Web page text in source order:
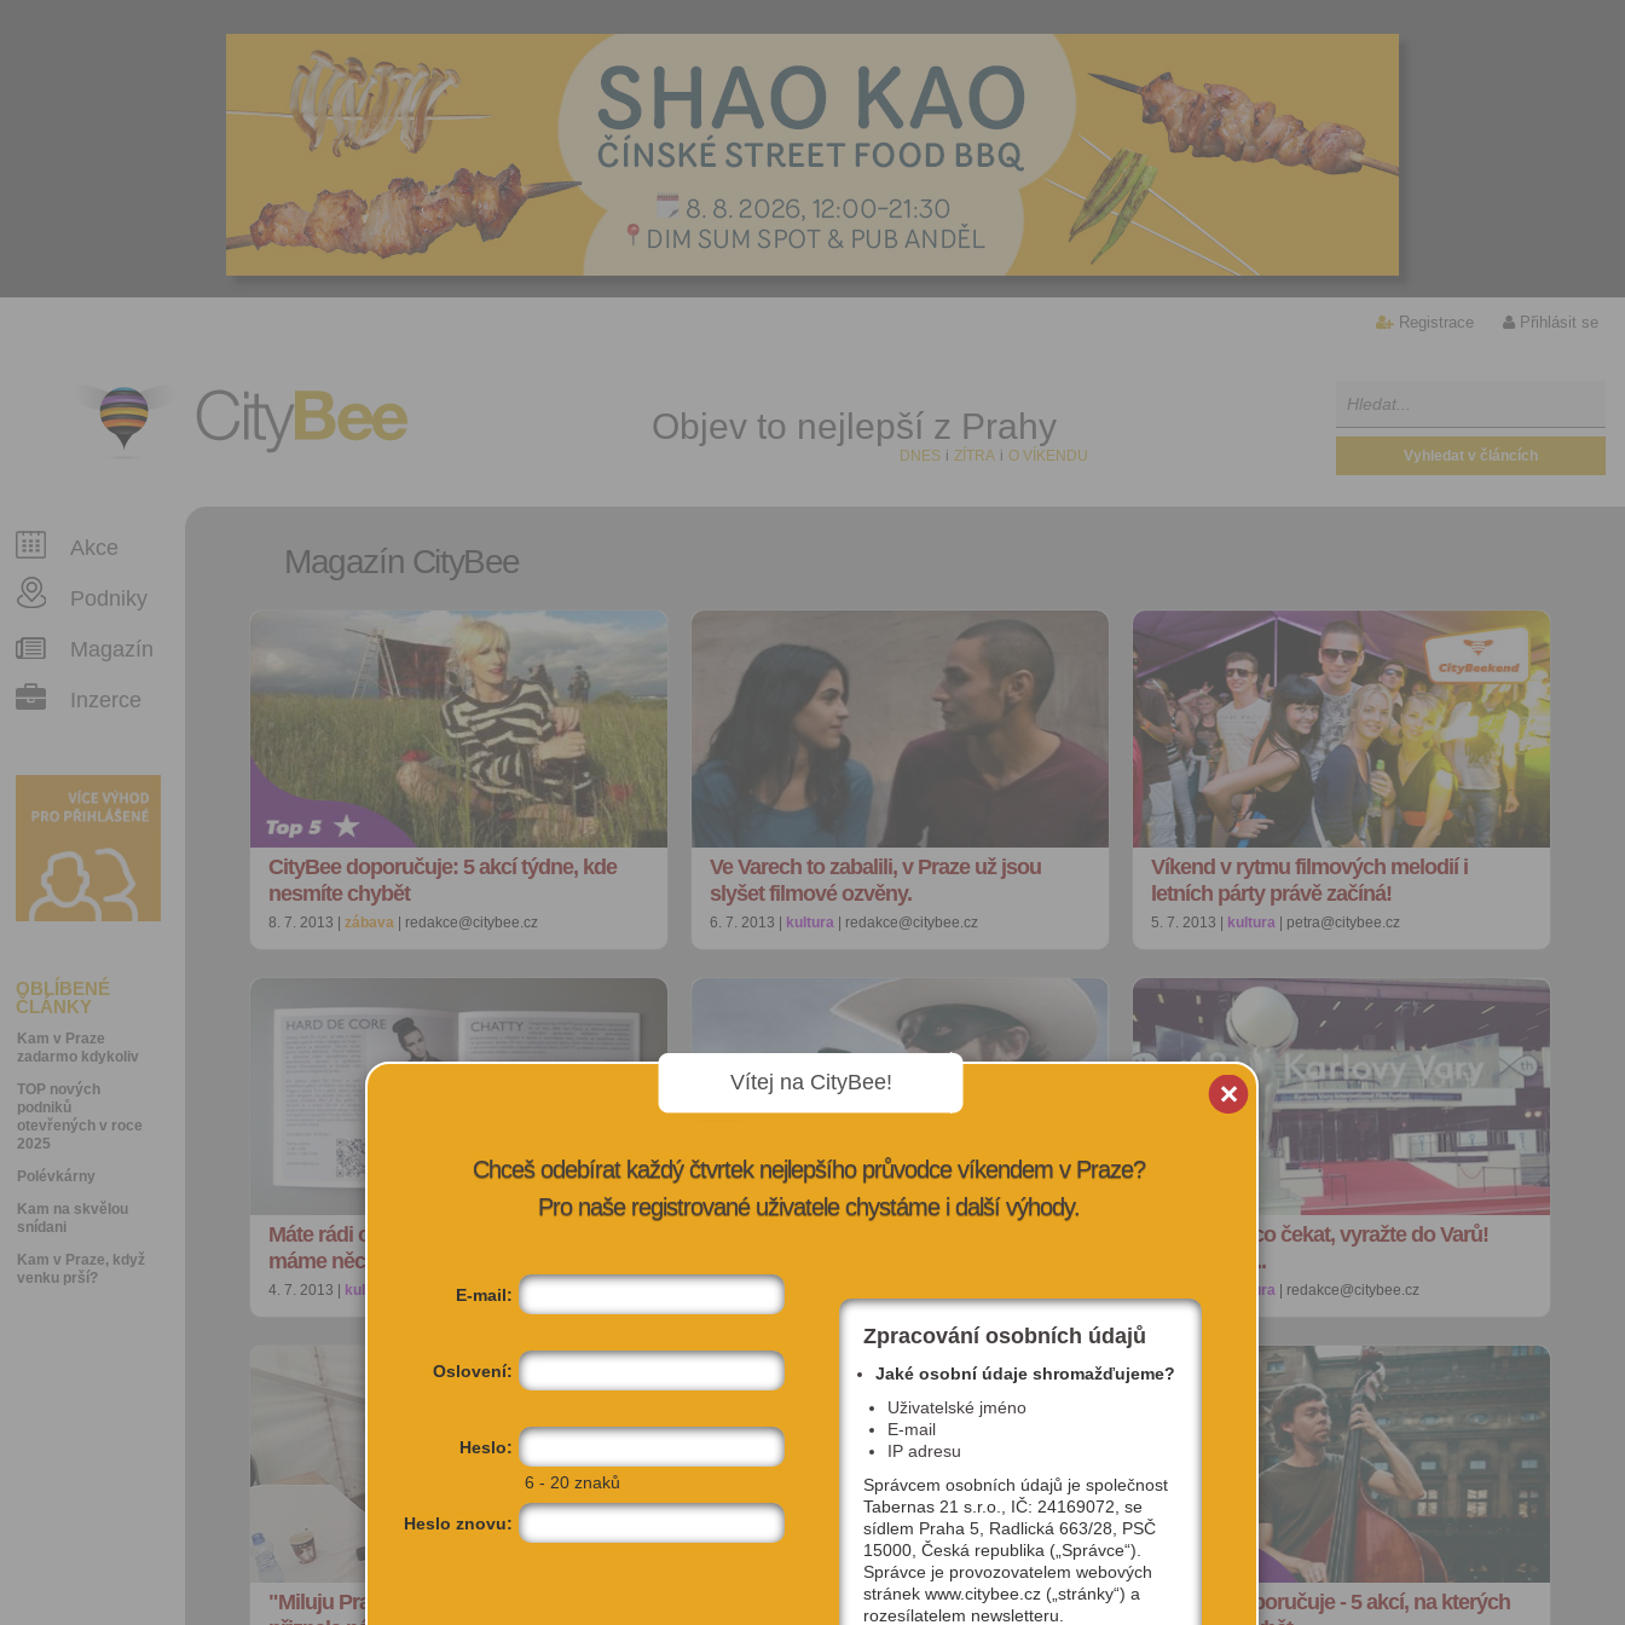
Registrace Přihlásit se
CityBee Objev to nejlepší z Prahy
DNES i ZÍTRA i O VÍKENDU
Akce
Podniky
Magazín
Inzerce
OBLÍBENÉ
ČLÁNKY
Kam v Praze
zadarmo kdykoliv
TOP nových
podniků
otevřených v roce
2025
Polévkárny
Kam na skvělou
snídani
Kam v Praze, když
venku prší?
Magazín CityBee
CityBee doporučuje: 5 akcí týdne, kde
nesmíte chybět
8. 7. 2013 | zábava | redakce@citybee.cz
Ve Varech to zabalili, v Praze už jsou
slyšet filmové ozvěny.
6. 7. 2013 | kultura | redakce@citybee.cz
Víkend v rytmu filmových melodií i
letních párty právě začíná!
5. 7. 2013 | kultura | petra@citybee.cz
Máte rádi obchůdky s designem? Pak
máme něco pro vás!
4. 7. 2013 | kultura | redakce@citybee.cz 4. 7. 2013 |
Už není na co čekat, vyražte do Varů!
Lístky jsou...
kultura | redakce@citybee.cz
"Miluju Prahu a to, jak se neustále mění,"
I Berlín má svůj Bajkazyl! Kávu a klepy v
CityBee doporučuje - 5 akcí, na kterých
Vítej na CityBee!
Chceš odebírat každý čtvrtek nejlepšího průvodce víkendem v Praze?
Pro naše registrované uživatele chystáme i další výhody.
E-mail:
Oslovení:
Heslo:
6 - 20 znaků
Heslo znovu:
Zpracování osobních údajů
Jaké osobní údaje shromažďujeme?
Uživatelské jméno
E-mail
IP adresu
Správcem osobních údajů je společnost
Tabernas 21 s.r.o., IČ: 24169072, se
sídlem Praha 5, Radlická 663/28, PSČ
15000, Česká republika („Správce“).
Správce je provozovatelem webových
stránek www.citybee.cz („stránky“) a
rozesílatelem newsletteru.